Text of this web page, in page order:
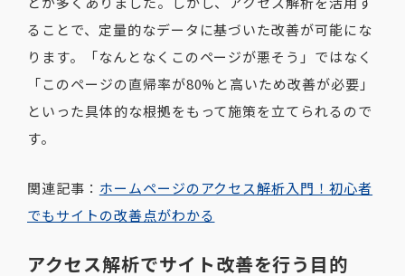
ることで、定量的なデータに基づいた改善が可能にな
ります。「なんとなくこのページが悪そう」ではなく
「このページの直帰率が80%と高いため改善が必要」
といった具体的な根拠をもって施策を立てられるので
す。
関連記事： ホームページのアクセス解析入門！初心者
でもサイトの改善点がわかる
アクセス解析でサイト改善を行う目的